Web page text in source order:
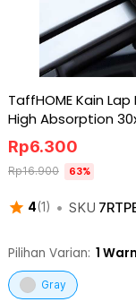
TaffHOME Kain
High Absorption
4(1 ) • SKU
Rp6.300
Rp16.900 63%
Pilihan Varian: 1
Gray